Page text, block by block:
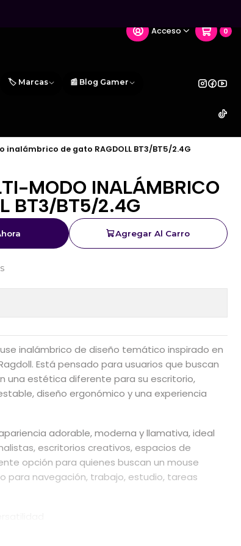
Acceso 0
🏷️ Marcas 📰 Blog Gamer
de gato RAGDOLL BT3/BT5/2.4G
MODO INALÁMBRICO
BT3/BT5/2.4G
Agregar Al Carro
inalámbrico de diseño temático inspirado en
Está pensado para usuarios que buscan
una estética diferente para su escritorio,
diseño ergonómico y una experiencia
adorable, moderna y llamativa, ideal
escritorios creativos, espacios de
opción para quienes buscan un mouse
para navegación, trabajo, estudio, tareas